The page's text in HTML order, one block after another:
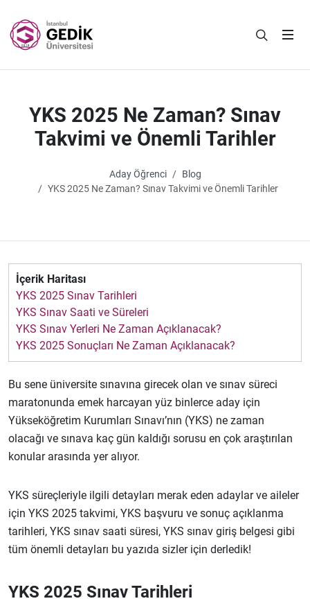
YKS 2025 Ne Zaman? Sınav
Takvimi ve Önemli Tarihler
Aday Öğrenci
Blog
YKS 2025 Ne Zaman? Sınav Takvimi ve Önemli Tarihler
İçerik Haritası
YKS 2025 Sınav Tarihleri
YKS Sınav Saati ve Süreleri
YKS Sınav Yerleri Ne Zaman Açıklanacak?
YKS 2025 Sonuçları Ne Zaman Açıklanacak?
Bu sene üniversite sınavına girecek olan ve sınav süreci
maratonunda emek harcayan yüz binlerce aday için
Yükseköğretim Kurumları Sınavı’nın (YKS) ne zaman
olacağı ve sınava kaç gün kaldığı sorusu en çok araştırılan
konular arasında yer alıyor.
YKS süreçleriyle ilgili detayları merak eden adaylar ve aileler
için YKS 2025 takvimi, YKS başvuru ve sonuç açıklanma
tarihleri, YKS sınav saati süresi, YKS sınav giriş belgesi gibi
tüm önemli detayları bu yazıda sizler için derledik!
YKS 2025 Sınav Tarihleri